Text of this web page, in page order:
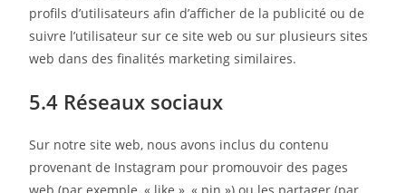
profils d’utilisateurs afin d’afficher de la publicité ou de
suivre l’utilisateur sur ce site web ou sur plusieurs sites
web dans des finalités marketing similaires.
5.4 Réseaux sociaux
Sur notre site web, nous avons inclus du contenu
provenant de Instagram pour promouvoir des pages